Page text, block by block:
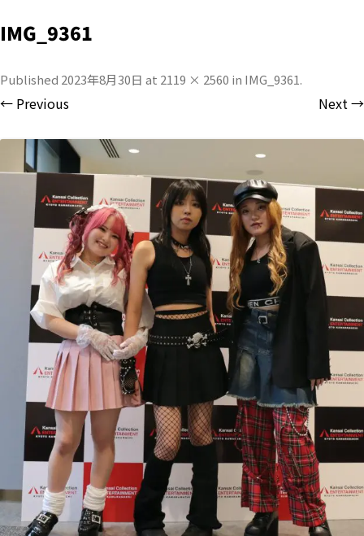
IMG_9361
Published 2023年8月30日 at 2119 × 2560 in IMG_9361.
← Previous Next →